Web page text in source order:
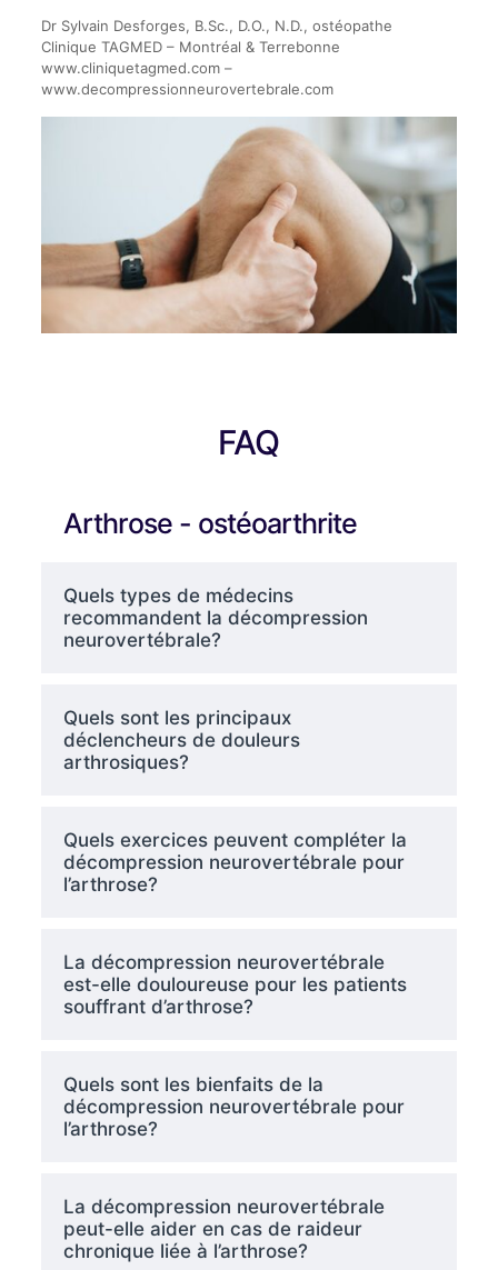
Dr Sylvain Desforges, B.Sc., D.O., N.D., ostéopathe
Clinique TAGMED – Montréal & Terrebonne
www.cliniquetagmed.com –
www.decompressionneurovertebrale.com
FAQ
Arthrose - ostéoarthrite
Quels types de médecins
recommandent la décompression
neurovertébrale?
Quels sont les principaux
déclencheurs de douleurs
arthrosiques?
Quels exercices peuvent compléter la
décompression neurovertébrale pour
l’arthrose?
La décompression neurovertébrale
est-elle douloureuse pour les patients
souffrant d’arthrose?
Quels sont les bienfaits de la
décompression neurovertébrale pour
l’arthrose?
La décompression neurovertébrale
peut-elle aider en cas de raideur
chronique liée à l’arthrose?